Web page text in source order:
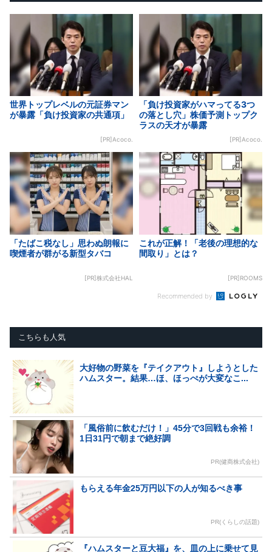
世界トップレベルの元証券マン
が暴露「負け投資家の共通項」
[PR]Acoco.
「負け投資家がハマってる3つ
の落とし穴」株価予測トップク
ラスの天才が暴露
[PR]Acoco.
「たばこ税なし」思わぬ朗報に
喫煙者が群がる新型タバコ
[PR]株式会社HAL
これが正解！「老後の理想的な
間取り」とは？
[PR]ROOMS
Recommended by
こちらも人気
大好物の野菜を『テイクアウト』しようとした
ハムスター。結果…ほ、ほっぺが大変なこ...
「風俗前に飲むだけ！」45分で3回戦も余裕！
1日31円で朝まで絶好調
PR(健商株式会社)
もらえる年金25万円以下の人が知るべき事
PR(くらしの話題)
『ハムスターと豆大福』を、皿の上に乗せて見